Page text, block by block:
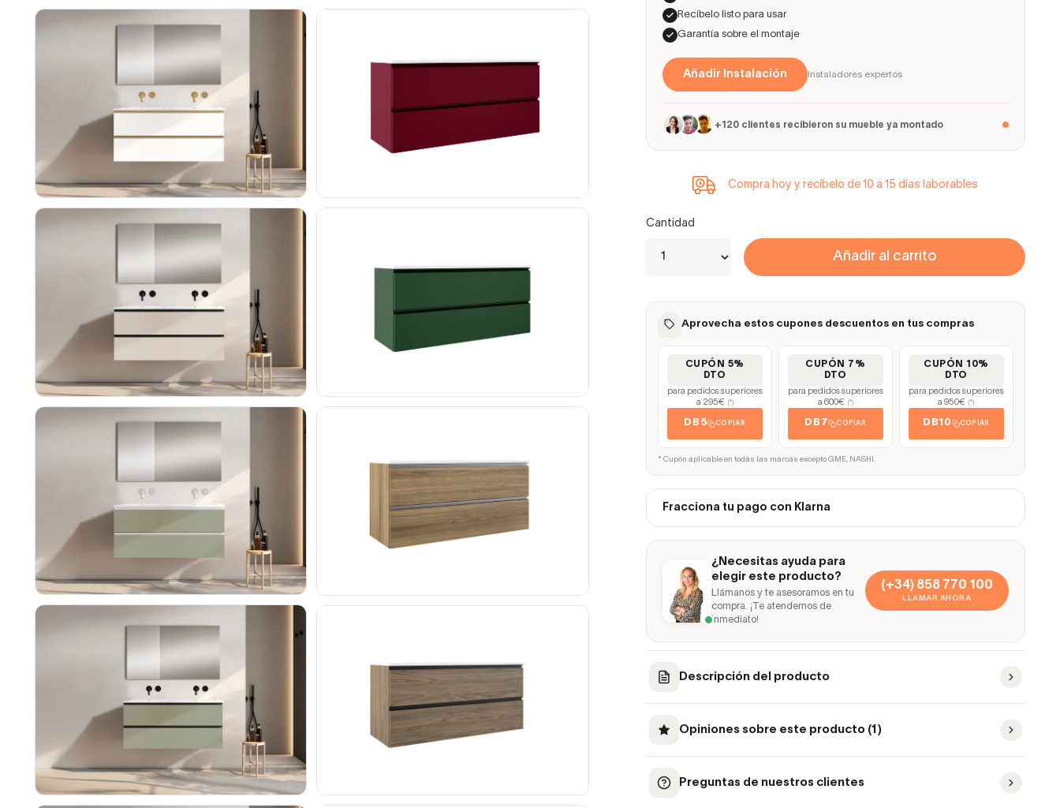
Recíbelo listo para usar
Garantía sobre el montaje
Añadir Instalación Instaladores expertos
+120 clientes recibieron su mueble ya montado
Compra hoy y recíbelo de 10 a 15 días laborables
Cantidad
Añadir al carrito
Aprovecha estos cupones descuentos en tus compras
CUPÓN 5%
DTO
para pedidos superiores
a 295€
(*)
DB5 COPIAR
CUPÓN 7%
DTO
para pedidos superiores
a 600€
(*)
DB7 COPIAR
CUPÓN 10%
DTO
para pedidos superiores
a 950€
(*)
DB10 COPIAR
* Cupón aplicable en todas las marcas excepto GME, NASHI.
Fracciona tu pago con Klarna
¿Necesitas ayuda para
elegir este producto?
Llámanos y te asesoramos en tu
compra. ¡Te atendemos de
inmediato!
(+34) 858 770 100
LLAMAR AHORA
Descripción del producto
Opiniones sobre este producto (1)
Preguntas de nuestros clientes